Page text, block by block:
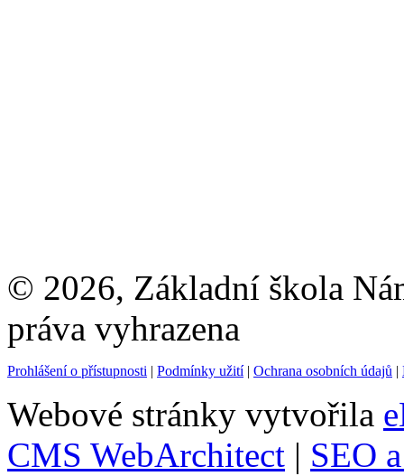
© 2026, Základní škola
práva vyhrazena
Prohlášení o přístupnosti | Podmínky užití| Ochrana osobních údajů |
Webové stránky vytvořila
CMS WebArchitect | SEO